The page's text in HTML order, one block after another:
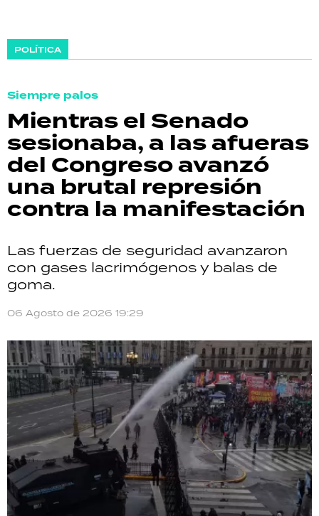
POLÍTICA
Siempre palos
Mientras el Senado
sesionaba, a las afueras
del Congreso avanzó
una brutal represión
contra la manifestación
Las fuerzas de seguridad avanzaron
con gases lacrimógenos y balas de
goma.
06 Agosto de 2026 19:29